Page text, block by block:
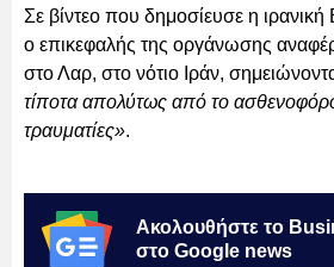
Σε βίντεο που δημοσίευσε η
ο επικεφαλής της οργάνωσης
στο Λαρ, στο νότιο Ιράν,
τίποτα απολύτως από το
τραυματίες».
Ακολουθήστε το
στο Google news